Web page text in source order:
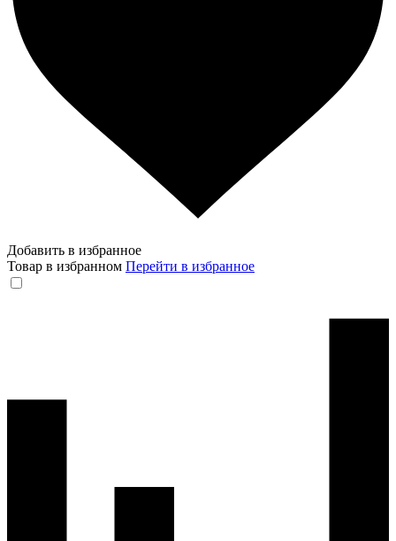
Добавить в избранное
Товар в избранном Перейти в избранное